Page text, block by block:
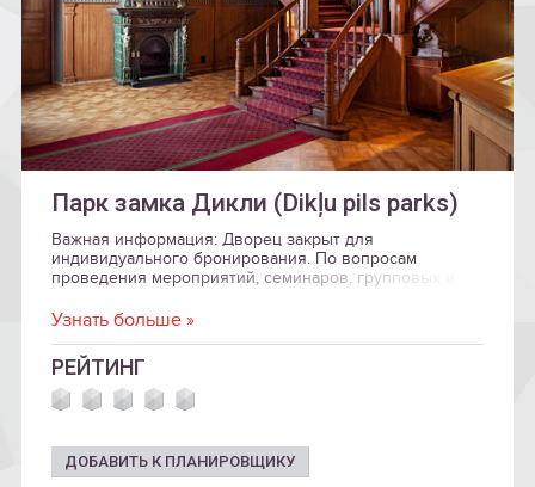
Парк замка Дикли (Dikļu pils parks)
Важная информация: Дворец закрыт для
индивидуального бронирования. По вопросам
проведения мероприятий, семинаров, групповых и
бронирования до 1 мая 2021 года, пожалуйста,
телефон +371 26515445, +371 64207480 в рабочие дни
с 10:00 до 16:00.
Узнать больше »
РЕЙТИНГ
ДОБАВИТЬ К ПЛАНИРОВЩИКУ